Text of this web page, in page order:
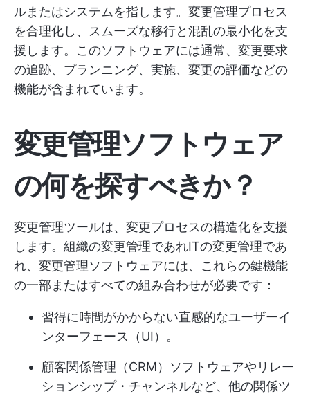
ルまたはシステムを指します。変更管理プロセス
を合理化し、スムーズな移行と混乱の最小化を支
援します。このソフトウェアには通常、変更要求
の追跡、プランニング、実施、変更の評価などの
機能が含まれています。
変更管理ソフトウェア
の何を探すべきか？
変更管理ツールは、変更プロセスの構造化を支援
します。組織の変更管理であれITの変更管理であ
れ、変更管理ソフトウェアには、これらの鍵機能
の一部またはすべての組み合わせが必要です：
習得に時間がかからない直感的なユーザーイ
ンターフェース（UI）。
顧客関係管理（CRM）ソフトウェアやリレー
ションシップ・チャンネルなど、他の関係ツ